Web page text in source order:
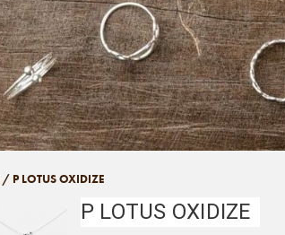
/ P LOTUS OXIDIZE
P LOTUS OXIDIZE